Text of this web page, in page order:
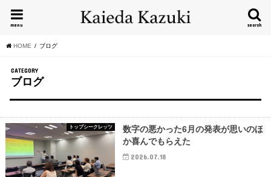
search
menu
HOME ブログ
CATEGORY
ブログ
トップシークレッツ
数字の悪かった6月の発表が思いのほ
か喜んでもらえた
2026.07.18